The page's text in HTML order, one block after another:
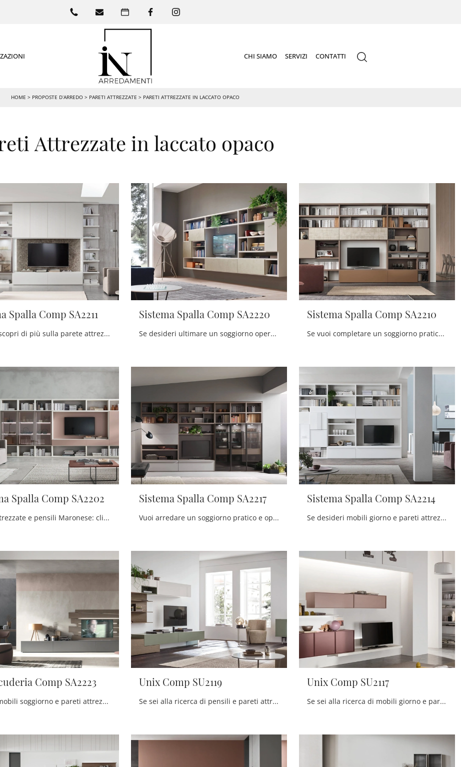
CHI SIAMO SERVIZI CONTATTI
HOME > PROPOSTE D’ARREDO> PARETI ATTREZZATE > PARETI ATTREZZATE IN LACCATO OPACO
Attrezzate in laccato opaco
Spalla Comp SA2211
Clicca e scopri di più sulla parete attrezzata Sistema Spalla Comp SA2211 del marchio Maronese: è la soluzione dalle linee moderne ideale per te.
Sistema Spalla Comp SA2220
Se desideri ultimare un soggiorno operativo e pratico dalle linee moderne, ti offriamo la parete attrezzata Sistema Spalla Comp SA2220 Maronese.
Sistema Spalla Comp SA2210
Se vuoi completare un soggiorno pratico e dinamico dalle linee moderne, ti offriamo la parete attrezzata Sistema Spalla Comp SA2210 Maronese.
Spalla Comp SA2202
Pareti attrezzate e pensili Maronese: clicca e scopri il modello Sistema Spalla Comp SA2202 e potrai valorizzare stanze moderne di ogni genere.
Sistema Spalla Comp SA2217
Vuoi arredare un soggiorno pratico e operativo? Ti offriamo la parete attrezzata Sistema Spalla Comp SA2217 Maronese dalle forme decise moderne.
Sistema Spalla Comp SA2214
Se desideri mobili giorno e pareti attrezzate moderne, prediligi il modello Sistema Spalla Comp SA2214 di Maronese: clicca e ottieni informazioni!
Comp SA2223
Se vuoi mobili soggiorno e pareti attrezzate moderne, opta per il modello Seta Scuderia Comp SA2223 di Maronese: clicca e scopri di più!
Unix Comp SU2119
Se sei alla ricerca di pensili e pareti attrezzate moderne, scegli il modello Unix Comp SU2119 di Maronese: clicca e ottieni informazioni!
Unix Comp SU2117
Se sei alla ricerca di mobili giorno e pareti attrezzate moderne, scegli il modello Unix Comp SU2117 di Maronese: clicca e ottieni informazioni!